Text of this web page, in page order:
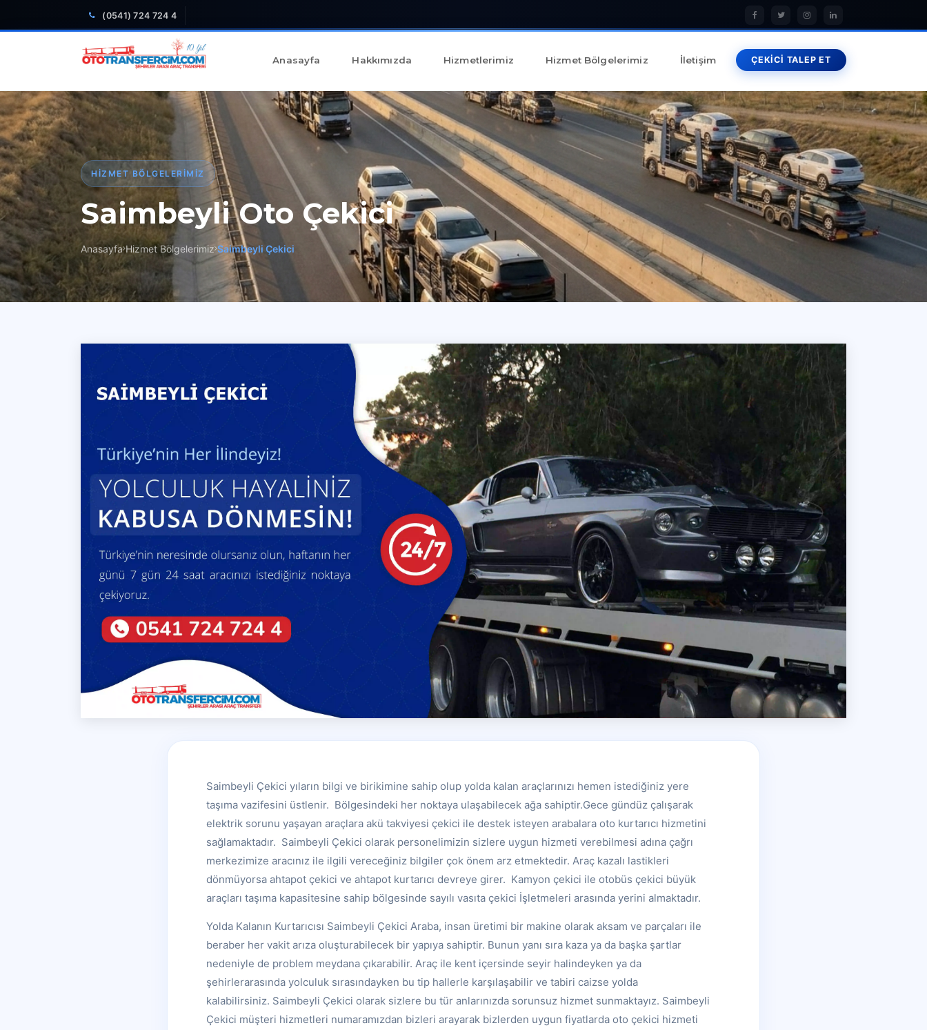
(0541) 724 724 4
Anasayfa Hakkımızda Hizmetlerimiz Hizmet Bölgelerimiz İletişim ÇEKİCİ TALEP ET
HIZMET BÖLGELERIMIZ
Saimbeyli Oto Çekici
Anasayfa Hizmet Bölgelerimiz Saimbeyli Çekici
Saimbeyli Çekici yıların bilgi ve birikimine sahip olup yolda kalan araçlarınızı hemen istediğiniz yere
taşıma vazifesini üstlenir. Bölgesindeki her noktaya ulaşabilecek ağa sahiptir.Gece gündüz çalışarak
elektrik sorunu yaşayan araçlara akü takviyesi çekici ile destek isteyen arabalara oto kurtarıcı hizmetini
sağlamaktadır. Saimbeyli Çekici olarak personelimizin sizlere uygun hizmeti verebilmesi adına çağrı
merkezimize aracınız ile ilgili vereceğiniz bilgiler çok önem arz etmektedir. Araç kazalı lastikleri
dönmüyorsa ahtapot çekici ve ahtapot kurtarıcı devreye girer. Kamyon çekici ile otobüs çekici büyük
araçları taşıma kapasitesine sahip bölgesinde sayılı vasıta çekici İşletmeleri arasında yerini almaktadır.
Yolda Kalanın Kurtarıcısı Saimbeyli Çekici Araba, insan üretimi bir makine olarak aksam ve parçaları ile
beraber her vakit arıza oluşturabilecek bir yapıya sahiptir. Bunun yanı sıra kaza ya da başka şartlar
nedeniyle de problem meydana çıkarabilir. Araç ile kent içersinde seyir halindeyken ya da
şehirlerarasında yolculuk sırasındayken bu tip hallerle karşılaşabilir ve tabiri caizse yolda
kalabilirsiniz. Saimbeyli Çekici olarak sizlere bu tür anlarınızda sorunsuz hizmet sunmaktayız. Saimbeyli
Çekici müşteri hizmetleri numaramızdan bizleri arayarak bizlerden uygun fiyatlarda oto çekici hizmeti